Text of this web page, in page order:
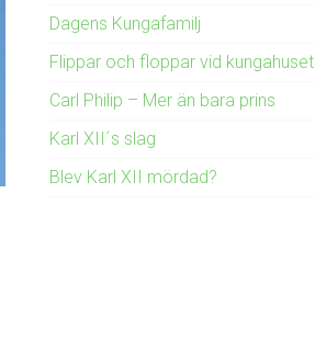
Dagens Kungafamilj
Flippar och floppar vid kungahuset
Carl Philip – Mer än bara prins
Karl XII´s slag
Blev Karl XII mördad?